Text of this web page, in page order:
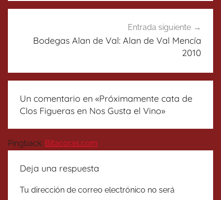
Entrada siguiente
Bodegas Alan de Val: Alan de Val Mencía
2010
Un comentario en «Próximamente cata de
Clos Figueras en Nos Gusta el Vino»
Pingback: Bitacoras.com
Deja una respuesta
Tu dirección de correo electrónico no será